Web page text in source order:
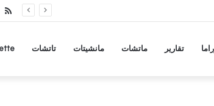
تقارير ماتشات مانشيتات تاتشات